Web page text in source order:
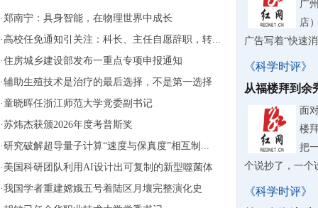
·郑南宁：具身智能，在物理世界中成长
· 高校任免通知引关注：科长、主任自愿辞职，转...
·住房城乡建设部发布一重点专项申报通知
·辅助生殖技术是治疗的最后选择，不是第一选择
·童晓晖任浙江师范大学党委副书记
·苏炜杰获颁2026年度考普斯奖
·研究破解超导量子计算“速度与保真度”相互制...
· 美国科研团队利用AI设计出可复制的新型噬菌体
·我国学者重建嫦娥五号着陆区月壤完整演化史
广
店
广告写着“快速
《科学时评》
从福楼拜到余
面
楼
把
个说抄了，一个
《科学时评》